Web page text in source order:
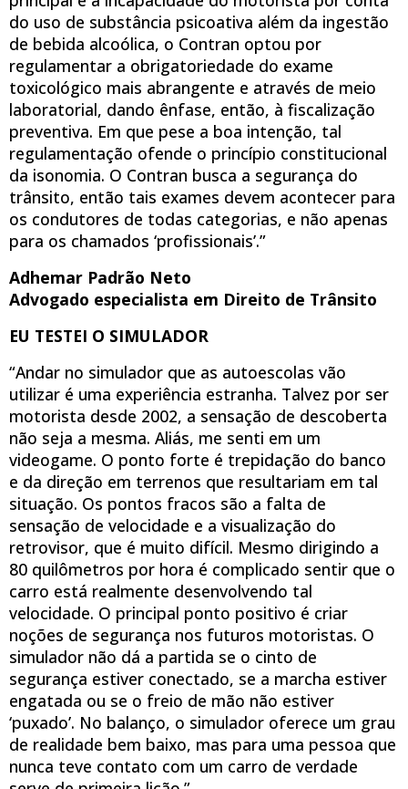
do uso de substância psicoativa além da ingestão
de bebida alcoólica, o Contran optou por
regulamentar a obrigatoriedade do exame
toxicológico mais abrangente e através de meio
laboratorial, dando ênfase, então, à fiscalização
preventiva. Em que pese a boa intenção, tal
regulamentação ofende o princípio constitucional
da isonomia. O Contran busca a segurança do
trânsito, então tais exames devem acontecer para
os condutores de todas categorias, e não apenas
para os chamados ‘profissionais’.”
Adhemar Padrão Neto
Advogado especialista em Direito de Trânsito
EU TESTEI O SIMULADOR
“Andar no simulador que as autoescolas vão
utilizar é uma experiência estranha. Talvez por ser
motorista desde 2002, a sensação de descoberta
não seja a mesma. Aliás, me senti em um
videogame. O ponto forte é trepidação do banco
e da direção em terrenos que resultariam em tal
situação. Os pontos fracos são a falta de
sensação de velocidade e a visualização do
retrovisor, que é muito difícil. Mesmo dirigindo a
80 quilômetros por hora é complicado sentir que o
carro está realmente desenvolvendo tal
velocidade. O principal ponto positivo é criar
noções de segurança nos futuros motoristas. O
simulador não dá a partida se o cinto de
segurança estiver conectado, se a marcha estiver
engatada ou se o freio de mão não estiver
‘puxado’. No balanço, o simulador oferece um grau
de realidade bem baixo, mas para uma pessoa que
nunca teve contato com um carro de verdade